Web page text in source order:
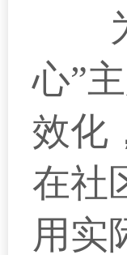
为
心”
效化
在社
用实